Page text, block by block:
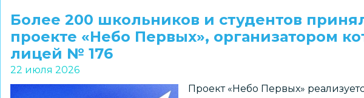
комитеты
новосибирских
школ
стали
призерами
Более 200 школьников и студентов
проекте «Небо Первых», организатором
лицей № 176
22 июля 2026
Проект «Небо Первых»